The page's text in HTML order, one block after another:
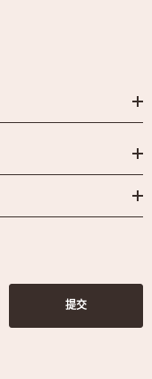
提交